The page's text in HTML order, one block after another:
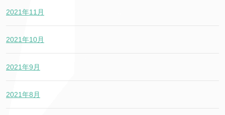
2021年11月
2021年10月
2021年9月
2021年8月